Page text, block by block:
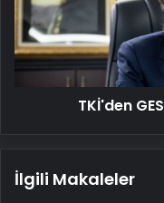
Enerji
TKİ'den
İlgili Makaleler